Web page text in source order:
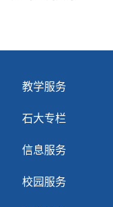
教学服务
石大专栏
信息服务
校园服务